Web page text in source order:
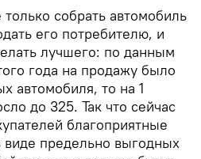
собрать автомобиль
его потребителю, и
лучшего: по данным
года на продажу было
автомобиля, то на 1
до 325. Так что сейчас
благоприятные
виде предельно выгодных